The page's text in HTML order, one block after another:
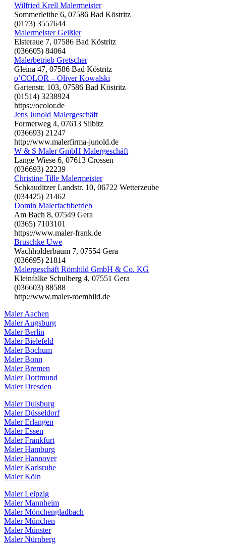
Wilfried Krell Malermeister
Sommerleithe 6, 07586 Bad Köstritz
(0173) 3557644
Malermeister Geißler
Elsteraue 7, 07586 Bad Köstritz
(036605) 84064
Malerbetrieb Gretscher
Gleina 47, 07586 Bad Köstritz
o’COLOR – Oliver Kowalski
Gartenstr. 103, 07586 Bad Köstritz
(01514) 3238924
https://ocolor.de
Jens Junold Malergeschäft
Formerweg 4, 07613 Silbitz
(036693) 21247
http://www.malerfirma-junold.de
W & S Maler GmbH Malergeschäft
Lange Wiese 6, 07613 Crossen
(036693) 22239
Christine Tille Malermeister
Schkauditzer Landstr. 10, 06722 Wetterzeube
(034425) 21462
Domin Malerfachbetrieb
Am Bach 8, 07549 Gera
(0365) 7103101
https://www.maler-frank.de
Bruschke Uwe
Wachholderbaum 7, 07554 Gera
(036695) 21814
Malergeschäft Römhild GmbH & Co. KG
Kleinfalke Schulberg 4, 07551 Gera
(036603) 88588
http://www.maler-roemhild.de
Maler Aachen
Maler Augsburg
Maler Berlin
Maler Bielefeld
Maler Bochum
Maler Bonn
Maler Bremen
Maler Dortmund
Maler Dresden
Maler Duisburg
Maler Düsseldorf
Maler Erlangen
Maler Essen
Maler Frankfurt
Maler Hamburg
Maler Hannover
Maler Karlsruhe
Maler Köln
Maler Leipzig
Maler Mannheim
Maler Mönchengladbach
Maler München
Maler Münster
Maler Nürnberg